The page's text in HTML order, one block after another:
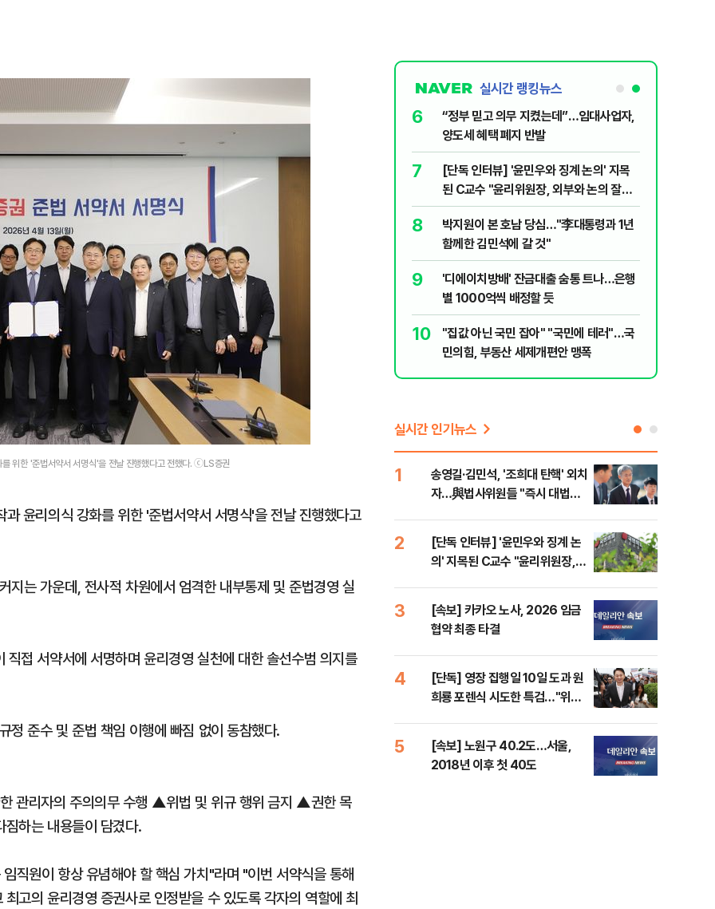
위한 '준법서약서 서명식'을 전날 진행했다고 전했다. ⓒLS증권
윤리의식 강화를 위한 '준법서약서 서명식'을 전날 진행했다고
는 가운데, 전사적 차원에서 엄격한 내부통제 및 준법경영 실
접 서약서에 서명하며 윤리경영 실천에 대한 솔선수범 의지를
정 준수 및 준법 책임 이행에 빠짐 없이 동참했다.
관리자의 주의의무 수행 ▲위법 및 위규 행위 금지 ▲권한 목
하는 내용들이 담겼다.
직원이 항상 유념해야 할 핵심 가치"라며 "이번 서약식을 통해
고의 윤리경영 증권사로 인정받을 수 있도록 각자의 역할에 최
실시간 랭킹뉴스
'크록스'의 숨은 위험
2
송영길·김민석, '조희대 탄핵' 외치자…與
법사위원들 "즉시 대법관 제청하라"
하닉 프리마켓 하한가 논란에…NXT "12
일부터 상·하한가 주문금지"
4
[속보] 노원구 40.2도…서울, 2018년 이
후 첫 40도
5
"기아차가 날 살려"…'굿 윌 헌팅' 여배우,
교통사고때 타고 있던 차는?
6
“정부 믿고 의무 지켰는데”…임대사업자,
양도세 혜택 폐지 반발
7
[단독 인터뷰] '윤민우와 징계 논의' 지목
된 C교수 "윤리위원장, 외부와 논의 잘못
된 행위"
8
박지원이 본 호남 당심…"李대통령과 1년
함께한 김민석에 갈 것"
9
'디에이치방배' 잔금대출 숨통 트나…은행
별 1000억씩 배정할 듯
10
"집값 아닌 국민 잡아" "국민에 테러"…국
민의힘, 부동산 세제개편안 맹폭
실시간 인기뉴스
1
송영길·김민석, '조희대 탄핵' 외치
자…與법사위원들 "즉시 대법관
2
[단독 인터뷰] '윤민우와 징계 논
의' 지목된 C교수 "윤리위원장,
3
[속보] 카카오 노사, 2026 임금
협약 최종 타결
4
[단독] 영장 집행일 10일 도과 원
희룡 포렌식 시도한 특검…"위법
5
[속보] 노원구 40.2도…서울,
2018년 이후 첫 40도